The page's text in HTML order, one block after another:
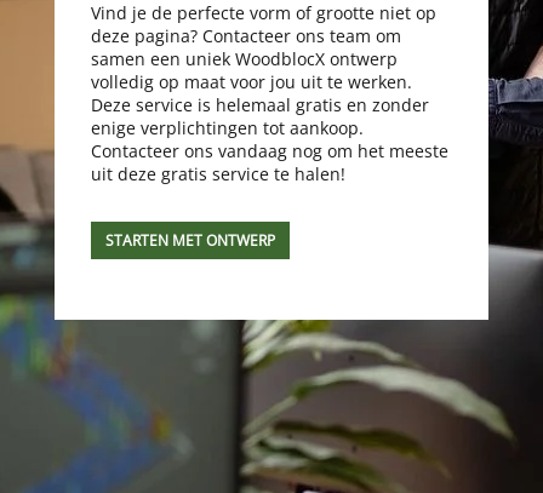
Vind je de perfecte vorm of grootte niet op
deze pagina? Contacteer ons team om
samen een uniek WoodblocX ontwerp
volledig op maat voor jou uit te werken.
Deze service is helemaal gratis en zonder
enige verplichtingen tot aankoop.
Contacteer ons vandaag nog om het meeste
uit deze gratis service te halen!
STARTEN MET ONTWERP